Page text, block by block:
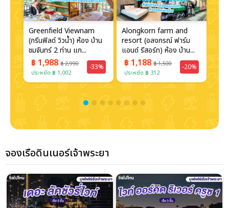
Greenfield Viewnam
(กรีนฟิลด์ วิวน้ำ) ห้อง บ้าน
ชมจันทร์ 2 ท่าน แก...
฿ 1,988 ฿ 2,990
ประหยัด ฿ 1,002
-33%
Alongkorn farm and
resort (อลงกรณ์ ฟาร์ม
แอนด์ รีสอร์ท) ห้อง บ้าน...
฿ 1,188 ฿ 1,500
ประหยัด ฿ 312
-20%
เฮ้า
฿
จองเรือดินเนอร์เจ้าพระยา